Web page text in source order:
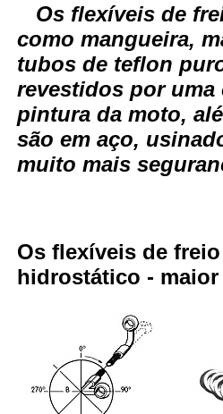
Os flexíveis de
como mangueira,
tubos de teflon
revestidos por uma
pintura da moto,
são em aço,
muito mais
Os flexíveis de
hidrostático -